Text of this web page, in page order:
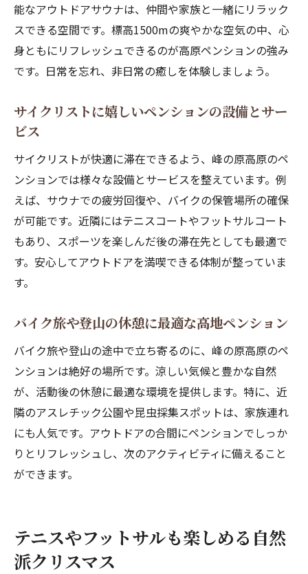
能なアウトドアサウナは、仲間や家族と一緒にリラック
スできる空間です。標高1500mの爽やかな空気の中、心
身ともにリフレッシュできるのが高原ペンションの強み
です。日常を忘れ、非日常の癒しを体験しましょう。
サイクリストに嬉しいペンションの設備とサー
ビス
サイクリストが快適に滞在できるよう、峰の原高原のペ
ンションでは様々な設備とサービスを整えています。例
えば、サウナでの疲労回復や、バイクの保管場所の確保
が可能です。近隣にはテニスコートやフットサルコート
もあり、スポーツを楽しんだ後の滞在先としても最適で
す。安心してアウトドアを満喫できる体制が整っていま
す。
バイク旅や登山の休憩に最適な高地ペンション
バイク旅や登山の途中で立ち寄るのに、峰の原高原のペ
ンションは絶好の場所です。涼しい気候と豊かな自然
が、活動後の休憩に最適な環境を提供します。特に、近
隣のアスレチック公園や昆虫採集スポットは、家族連れ
にも人気です。アウトドアの合間にペンションでしっか
りとリフレッシュし、次のアクティビティに備えること
ができます。
テニスやフットサルも楽しめる自然
派クリスマス